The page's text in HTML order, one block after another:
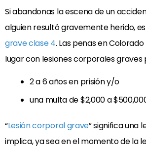
Si abandonas la escena de un
alguien resultó gravemente herido,
grave clase 4. Las penas en
lugar con lesiones corporales graves
2 a 6 años en prisión y/o
una multa de $2,000 a
“Lesión corporal grave” significa una
implica, ya sea en el momento de la